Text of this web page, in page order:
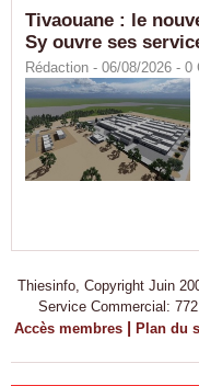
Tivaouane : le
Sy ouvre ses
Rédaction - 06/08/2026 - 0
Thiesinfo, Copyright Juin
Service Commercial:
Accès membres | Plan du